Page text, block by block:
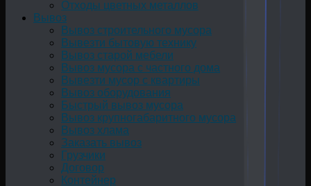
Отходы цветных металлов
Вывоз
Вывоз строительного мусора
Вывезти бытовую технику
Вывоз старой мебели
Вывоз мусора с частного дома
Вывезти мусор с квартиры
Вывоз оборудования
Быстрый вывоз мусора
Вывоз крупногабаритного мусора
Вывоз хлама
Заказать вывоз
Грузчики
Договор
Контейнер